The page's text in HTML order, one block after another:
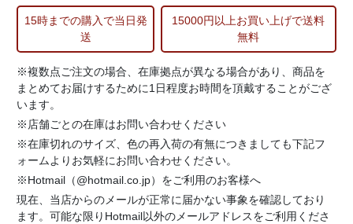
15時までの購入で当日発
送
15000円以上お買い上げで送料
無料
※複数点ご注文の場合、在庫拠点が異なる場合があり、商品を
まとめてお届けするために1日程度お時間を頂戴することがござ
います。
※店舗ごとの在庫はお問い合わせください
※在庫切れのサイズ、色の再入荷の有無につきましても下記フ
ォームよりお気軽にお問い合わせください。
※Hotmail（@hotmail.co.jp）をご利用のお客様へ
現在、当店からのメールが正常に届かない事象を確認しており
ます。可能な限りHotmail以外のメールアドレスをご利用くださ